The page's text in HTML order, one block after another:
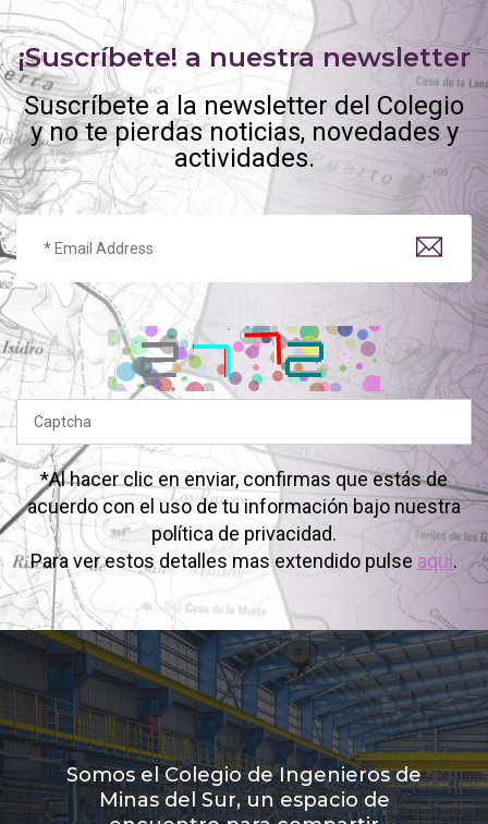
¡Suscríbete! a nuestra newsletter
Suscríbete a la newsletter del Colegio
y no te pierdas noticias, novedades y
actividades.
*Al hacer clic en enviar, confirmas que estás de
acuerdo con el uso de tu información bajo nuestra
política de privacidad.
Para ver estos detalles mas extendido pulse aqui.
Somos el Colegio de Ingenieros de
Minas del Sur, un espacio de